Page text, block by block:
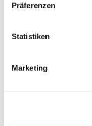
Präferenzen
Statistiken
Marketing
Arbeitswelten